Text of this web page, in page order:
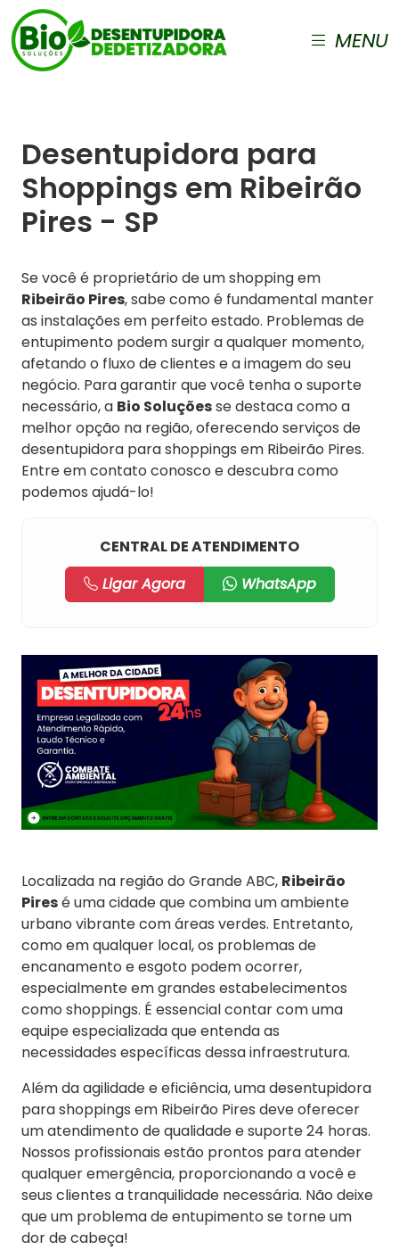
MENU
Desentupidora para
Shoppings em Ribeirão
Pires - SP
Se você é proprietário de um shopping em
Ribeirão Pires, sabe como é fundamental manter
as instalações em perfeito estado. Problemas de
entupimento podem surgir a qualquer momento,
afetando o fluxo de clientes e a imagem do seu
negócio. Para garantir que você tenha o suporte
necessário, a Bio Soluçõesse destaca como a
melhor opção na região, oferecendo serviços de
desentupidora para shoppings em Ribeirão Pires.
Entre em contato conosco e descubra como
podemos ajudá-lo!
CENTRAL DE ATENDIMENTO
Ligar Agora
WhatsApp
Localizada na região do Grande ABC, Ribeirão
Piresé uma cidade que combina um ambiente
urbano vibrante com áreas verdes. Entretanto,
como em qualquer local, os problemas de
encanamento e esgoto podem ocorrer,
especialmente em grandes estabelecimentos
como shoppings. É essencial contar com uma
equipe especializada que entenda as
necessidades específicas dessa infraestrutura.
Além da agilidade e eficiência, uma desentupidora
para shoppings em Ribeirão Pires deve oferecer
um atendimento de qualidade e suporte 24 horas.
Nossos profissionais estão prontos para atender
qualquer emergência, proporcionando a você e
seus clientes a tranquilidade necessária. Não deixe
que um problema de entupimento se torne um
dor de cabeça!